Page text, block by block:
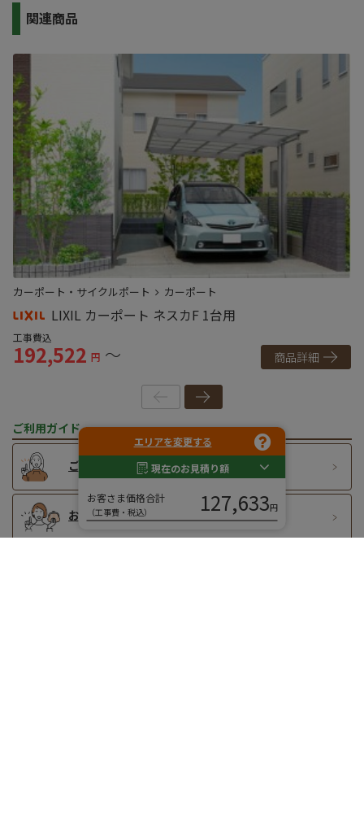
エリアを変更する
現在のお見積り額
お客さま価格合計
（工事費・税込） 127,633円
関連商品
カーポート・サイクルポート カーポート
LIXIL カーポート ネスカF 1台用
工事費込
192,522 円 ～ 商品詳細
ご利用ガイド
ご購入までの流れ
お支払い方法